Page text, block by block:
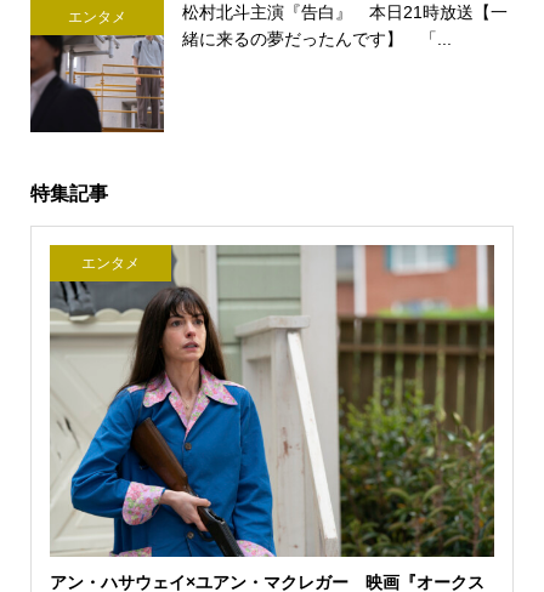
エンタメ
松村北斗主演『告白』 本日21時放送【一
緒に来るの夢だったんです】 「...
特集記事
エンタメ
アン・ハサウェイ×ユアン・マクレガー 映画『オークス